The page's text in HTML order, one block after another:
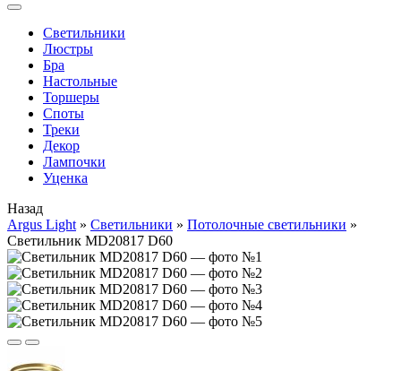
Cветильники
Люстры
Бра
Настольные
Торшеры
Споты
Треки
Декор
Лампочки
Уценка
Назад
Argus Light » Cветильники » Потолочные светильники »
Светильник MD20817 D60